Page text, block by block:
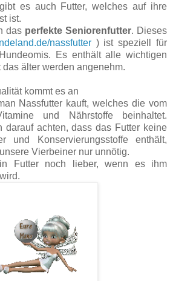
es auch Futter, welches auf ihre
ist.
das perfekte Seniorenfutter. Dieses
nassfutter) ist speziell für
Es enthält alle wichtigen
älter werden angenehm.
kommt es an
Nassfutter kauft, welches die vom
und Nährstoffe beinhaltet.
darauf achten, dass das Futter keine
und Konservierungsstoffe enthält,
Vierbeiner nur unnötig.
Futter noch lieber, wenn es ihm